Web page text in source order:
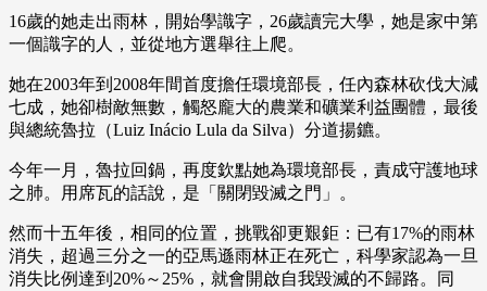
16歲的她走出雨林，開始學識字，26歲讀完大學，她是家中第
一個識字的人，並從地方選舉往上爬。
她在2003年到2008年間首度擔任環境部長，任內森林砍伐大減
七成，她卻樹敵無數，觸怒龐大的農業和礦業利益團體，最後
與總統魯拉（Luiz Inácio Lula da Silva）分道揚鑣。
今年一月，魯拉回鍋，再度欽點她為環境部長，責成守護地球
之肺。用席瓦的話說，是「關閉毀滅之門」。
然而十五年後，相同的位置，挑戰卻更艱鉅：已有17%的雨林
消失，超過三分之一的亞馬遜雨林正在死亡，科學家認為一旦
消失比例達到20%～25%，就會開啟自我毀滅的不歸路。同